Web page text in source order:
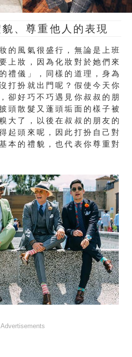
、尊重他人的表現
的風氣很盛行，無論是上班
上妝，因為化妝對於她們來
禮儀」，同樣的道理，身為
打扮就出門呢？假使今天你
卻好巧不巧遇見你叔叔的朋
頭散髮又蓬頭垢面的樣子被
大了，以後在叔叔的朋友的
起頭來呢，因此打扮自己對
本的禮貌，也代表你尊重對
Advertisements